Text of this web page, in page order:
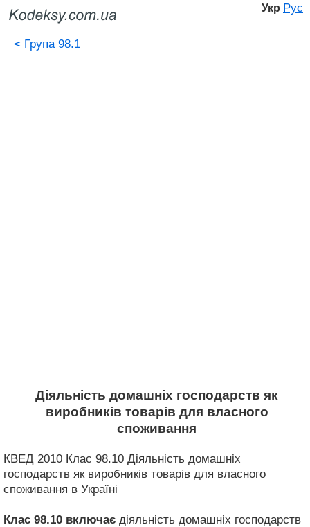
Укр Рус
< Група 98.1
Діяльність домашніх господарств як
виробників товарів для власного
споживання
КВЕД 2010 Клас 98.10 Діяльність домашніх
господарств як виробників товарів для власного
споживання в Україні
Клас 98.10 включає діяльність домашніх господарств